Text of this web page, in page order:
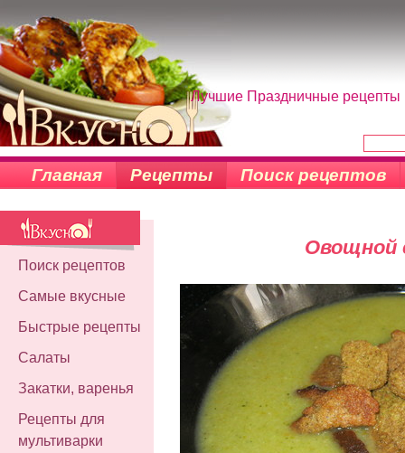
Лучшие Праздничные рецепты
Главная Рецепты Поиск рецептов
Поиск рецептов
Самые вкусные
Быстрые рецепты
Салаты
Закатки, варенья
Рецепты для
мультиварки
Овощной